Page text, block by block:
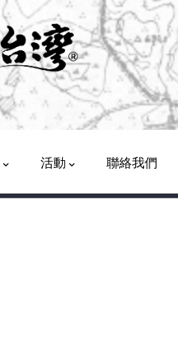
活動 聯絡我們